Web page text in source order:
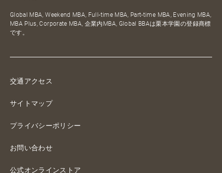
Global MBA, Weekend MBA, Full-time MBA, Part-time MBA, Evening MBA,
MBA Plus, Corporate MBA, 企業内MBA, Global BBAは栗本学園の登録商標
です。
交通アクセス
サイトマップ
プライバシーポリシー
お問い合わせ
公式オンラインストア